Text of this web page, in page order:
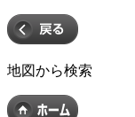
地図から検索